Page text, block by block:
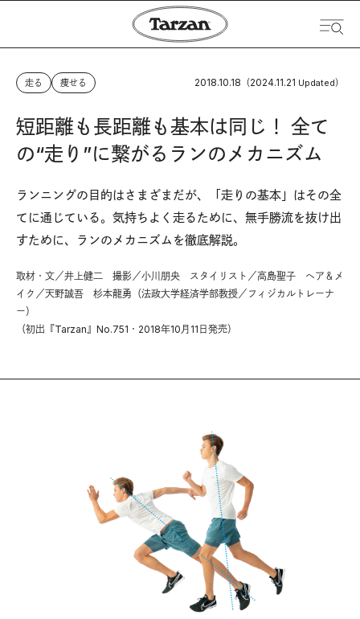
走る 痩せる 2018.10.18 （2024.11.21 Updated）
短距離も長距離も基本は同じ！ 全て
の“走り”に繋がるランのメカニズム
ランニングの目的はさまざまだが、「走りの基本」はその全
てに通じている。気持ちよく走るために、無手勝流を抜け出
すために、ランのメカニズムを徹底解説。
取材・文／井上健二 撮影／小川朋央 スタイリスト／高島聖子 ヘア＆メ
イク／天野誠吾 杉本龍勇（法政大学経済学部教授／フィジカルトレーナ
ー）
（初出『Tarzan』No.751・2018年10月11日発売）